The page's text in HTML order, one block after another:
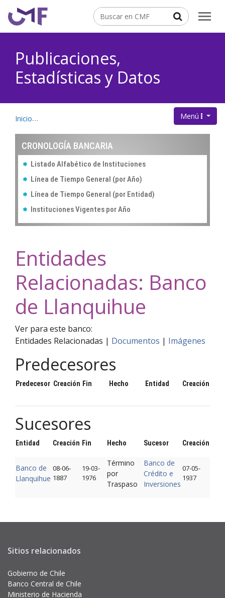
principal
Buscar
Publicaciones,
Estadísticas y Datos
Menú .
Inicio Cronología
CRONOLOGÍA BANCARIA
Listado Alfabético de Instituciones
Línea de Tiempo General (por Año)
Línea de Tiempo General (por Entidad)
Instituciones Vigentes por Año
Entidades
Relacionadas: Banco
de Llanquihue
Ver para este banco:
Entidades Relacionadas | Documentos | Imágenes
Predecesores
Predecesor Creación Fin Hecho Entidad Creación
Sucesores
Entidad Creación Fin Hecho Sucesor Creación
Banco de
Llanquihue
08-06-
1887
19-03-
1976
Término
por
Traspaso
Banco de
Crédito e
Inversiones
07-05-
1937
Sitios relacionados
Gobierno de Chile
Banco Central de Chile
Ministerio de Hacienda